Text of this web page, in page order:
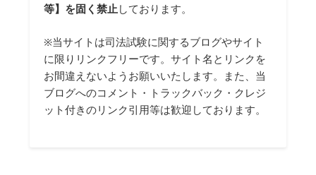
等】を固く禁止しております。
※当サイトは司法試験に関するブログやサイト
に限りリンクフリーです。サイト名とリンクを
お間違えないようお願いいたします。また、当
ブログへのコメント・トラックバック・クレジ
ット付きのリンク引用等は歓迎しております。